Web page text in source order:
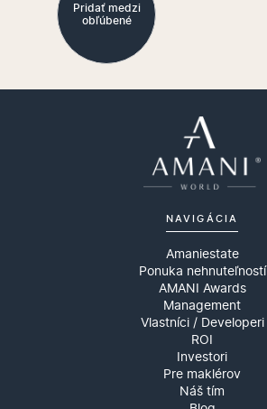
Pridať medzi
obľúbené
NAVIGÁCIA
Amaniestate
Ponuka nehnuteľností
AMANI Awards
Management
Vlastníci / Developeri
ROI
Investori
Pre maklérov
Náš tím